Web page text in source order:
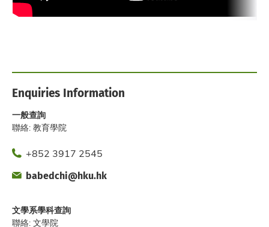
Enquiries Information
一般查詢
聯絡: 教育學院
Phone+852 3917 2545
Fax
Emailbabedchi@hku.hk
文學系學科查詢
聯絡: 文學院